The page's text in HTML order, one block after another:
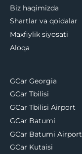
Biz haqimizda
Shartlar va qoidalar
Maxfiylik siyosati
Aloqa
GCar Georgia
GCar Tbilisi
GCar Tbilisi Airport
GCar Batumi
GCar Batumi Airport
GCar Kutaisi